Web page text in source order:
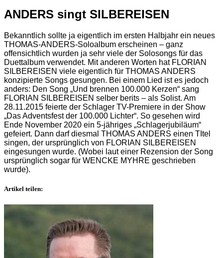
ANDERS singt SILBEREISEN
Bekanntlich sollte ja eigentlich im ersten Halbjahr ein neues
THOMAS-ANDERS-Soloalbum erscheinen – ganz
offensichtlich wurden ja sehr viele der Solosongs für das
Duettalbum verwendet. Mit anderen Worten hat FLORIAN
SILBEREISEN viele eigentlich für THOMAS ANDERS
konzipierte Songs gesungen. Bei einem Lied ist es jedoch
anders: Den Song „Und brennen 100.000 Kerzen“ sang
FLORIAN SILBEREISEN selber berits – als Solist. Am
28.11.2015 feierte der Schlager TV-Premiere in der Show
„Das Adventsfest der 100.000 Lichter“. So gesehen wird
Ende November 2020 ein 5-jähriges „Schlagerjubiläum“
gefeiert. Dann darf diesmal THOMAS ANDERS einen TItel
singen, der ursprünglich von FLORIAN SILBEREISEN
eingesungen wurde. (Wobei laut einer Rezension der Song
ursprünglich sogar für WENCKE MYHRE geschrieben
wurde).
Artikel teilen: